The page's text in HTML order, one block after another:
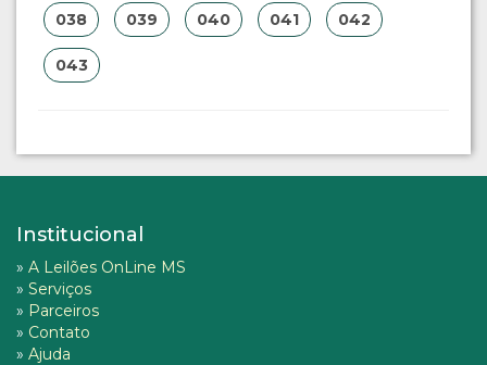
038 039 040 041 042
043
Institucional
» A Leilões OnLine MS
» Serviços
» Parceiros
» Contato
» Ajuda